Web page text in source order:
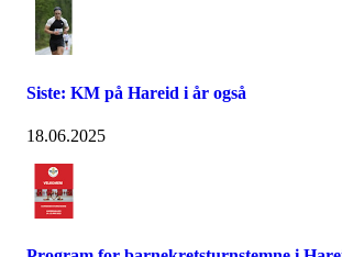
Siste: KM på Hareid i år også
18.06.2025